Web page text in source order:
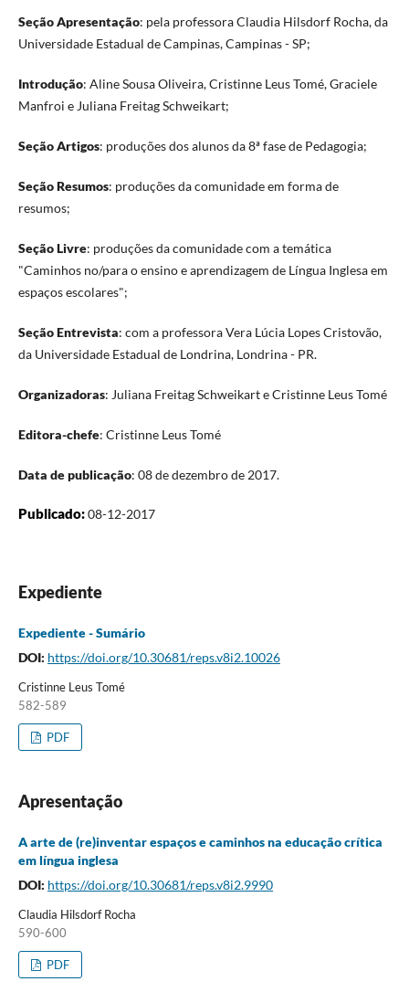
Seção Apresentação: pela professora Claudia Hilsdorf Rocha, da
Universidade Estadual de Campinas, Campinas - SP;
Introdução: Aline Sousa Oliveira, Cristinne Leus Tomé, Graciele
Manfroi e Juliana Freitag Schweikart;
Seção Artigos: produções dos alunos da 8ª fase de Pedagogia;
Seção Resumos: produções da comunidade em forma de
resumos;
Seção Livre: produções da comunidade com a temática
"Caminhos no/para o ensino e aprendizagem de Língua Inglesa em
espaços escolares";
Seção Entrevista: com a professora Vera Lúcia Lopes Cristovão,
da Universidade Estadual de Londrina, Londrina - PR.
Organizadoras: Juliana Freitag Schweikart e Cristinne Leus Tomé
Editora-chefe: Cristinne Leus Tomé
Data de publicação: 08 de dezembro de 2017.
Publicado:08-12-2017
Expediente
Expediente - Sumário
DOI: https://doi.org/10.30681/reps.v8i2.10026
Cristinne Leus Tomé
582-589
PDF
Apresentação
A arte de (re)inventar espaços e caminhos na educação crítica
em língua inglesa
DOI: https://doi.org/10.30681/reps.v8i2.9990
Claudia Hilsdorf Rocha
590-600
PDF